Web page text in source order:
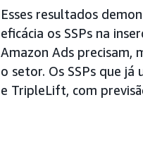
Esses resultados
eficácia os SSPs na
Amazon Ads precisam,
o setor. Os SSPs que
e TripleLift, com